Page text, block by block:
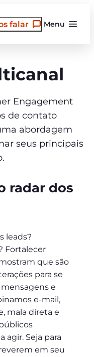
Menu
falar
Engagement
de contato
abordagem
seus principais
radar dos
leads?
Fortalecer
que são
para se
e
e-mail,
mala direta e
agir. Seja para
em seu